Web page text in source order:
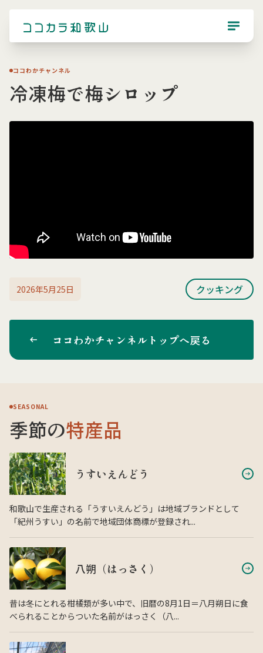
ココわかチャンネル
冷凍梅で梅シロップ
2026年5月25日 クッキング
ココわかチャンネルトップへ戻る
SEASONAL
季節の特産品
うすいえんどう
和歌山で生産される「うすいえんどう」は地域ブランドとして
「紀州うすい」の名前で地域団体商標が登録され...
八朔（はっさく）
昔は冬にとれる柑橘類が多い中で、旧暦の8月1日＝八月朔日に食
べられることからついた名前がはっさく（八...